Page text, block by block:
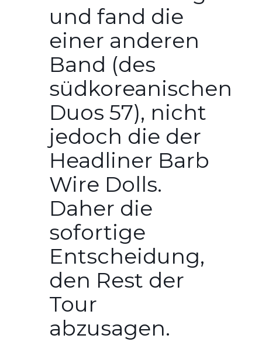
und fand die
einer anderen
Band (des
südkoreanischen
Duos 57), nicht
jedoch die der
Headliner Barb
Wire Dolls.
Daher die
sofortige
Entscheidung,
den Rest der
Tour
abzusagen.